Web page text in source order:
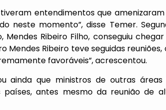
entendimentos que
neste momento”, disse Temer.
Mendes Ribeiro Filho, conseguiu
Mendes Ribeiro teve seguidas
favoráveis”, acrescentou.
ainda que ministros de outras
antes mesmo da reunião de